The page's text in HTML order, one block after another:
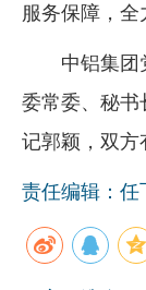
服务保障，全
中铝集团
委常委、秘书
记郭颖，双方
责任编辑：任